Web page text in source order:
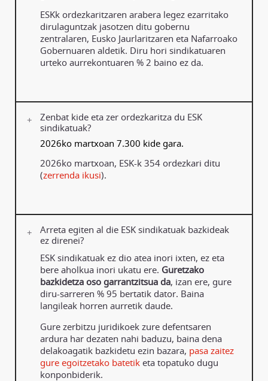
ESKk ordezkaritzaren arabera legez ezarritako
dirulaguntzak jasotzen ditu gobernu
zentralaren, Eusko Jaurlaritzaren eta Nafarroako
Gobernuaren aldetik. Diru hori sindikatuaren
urteko aurrekontuaren % 2 baino ez da.
Zenbat kide eta zer ordezkaritza du ESK
sindikatuak?
2026ko martxoan 7.300 kide gara.
2026ko martxoan, ESK-k 354 ordezkari ditu
(zerrenda ikusi).
Arreta egiten al die ESK sindikatuak bazkideak
ez direnei?
ESK sindikatuak ez dio atea inori ixten, ez eta
bere aholkua inori ukatu ere. Guretzako
bazkidetza oso garrantzitsua da, izan ere, gure
diru-sarreren % 95 bertatik dator. Baina
langileak horren aurretik daude.
Gure zerbitzu juridikoek zure defentsaren
ardura har dezaten nahi baduzu, baina dena
delakoagatik bazkidetu ezin bazara, pasa zaitez
gure egoitzetako batetik eta topatuko dugu
konponbiderik.